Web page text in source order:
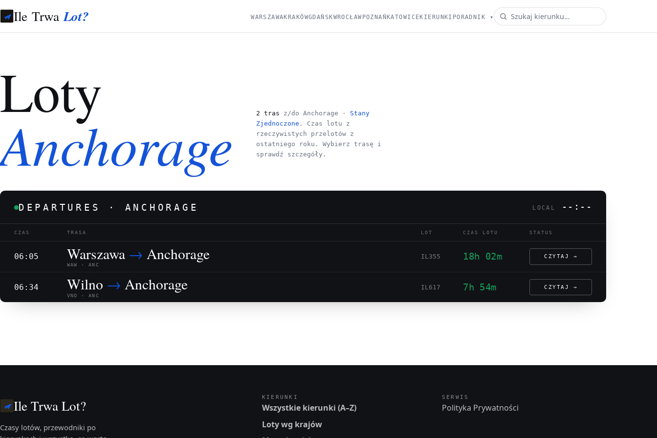
Ile TrwaLot? WARSZAWAKRAKÓWGDAŃSKWROCŁAW POZNAŃKATOWICEKIERUNKI PORADNIK ▾
Loty
Anchorage 2 tras z/do Anchorage · Stany
Zjednoczone . Czas lotu z
rzeczywistych przelotów z
ostatniego roku. Wybierz trasę i
sprawdź szczegóły.
DEPARTURES · ANCHORAGE LOCAL --:--
CZAS TRASA LOT CZAS LOTU STATUS
06:05 Warszawa → Anchorage
WAW · ANC
IL355 18h 02m CZYTAJ →
06:34 Wilno → Anchorage
VNO · ANC
IL617 7h 54m CZYTAJ →
Ile Trwa Lot?
Czasy lotów, przewodniki po
KIERUNKI
Wszystkie kierunki (A–Z)
Loty wg krajów
SERWIS
Polityka Prywatności